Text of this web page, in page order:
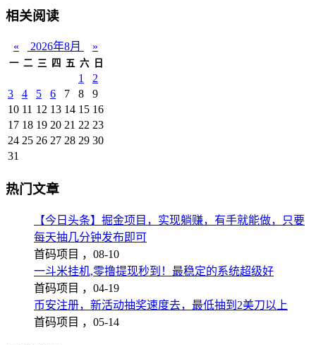
相关阅读
« 2026年8月 »
一 二 三 四 五 六 日
1
2
3
4 5 6 7 8
9
10 11 12 13 14 15 16
17 18 19 20 21 22 23
24 25 26 27 28 29 30
31
热门文章
【今日头条】掘金项目，实现躺赚，有手就能做，只要
每天抽几分钟发布即可
首码项目 ， 08-10
一斗米挂机,零撸提现秒到！最稳定的系统超级好
首码项目 ， 04-19
币安注册，新活动抽奖速度去，最低抽到2美刀以上
首码项目 ， 05-14